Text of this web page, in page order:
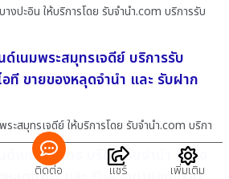
งปะอิน ให้บริการโดย รับจํานํา.com บริการรับ
ด์เนมพระสมุทรเจดีย์ บริการรับ
ที ขายของหลุดจำนำ และ รับฝาก
ระสมุทรเจดีย์ ให้บริการโดย รับจํานํา.com บริกา
ด์เนมบางไทร บริการรับจำนำ รับซื้อ
ติดต่อ แชร์ เพิ่มเติม